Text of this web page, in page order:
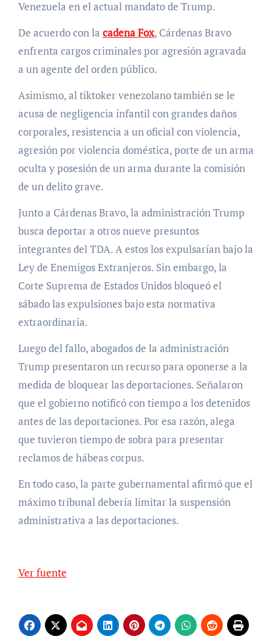
Venezuela en el actual mandato de Trump.
De acuerdo con la cadena Fox, Cárdenas Bravo
enfrenta cargos criminales por agresión agravada
a un agente del orden público.
Asimismo, al tiktoker venezolano también se le
acusa de negligencia infantil con grandes daños
corporales, resistencia a un oficial con violencia,
agresión por violencia doméstica, porte de un arma
oculta y posesión de un arma durante la comisión
de un delito grave.
Junto a Cárdenas Bravo, la administración Trump
busca deportar a otros nueve presuntos
integrantes del TDA. A estos los expulsarían bajo la
Ley de Enemigos Extranjeros. Sin embargo, la
Corte Suprema de Estados Unidos bloqueó el
sábado las expulsiones bajo esta normativa
extraordinaria.
Luego del fallo, abogados de la administración
Trump presentaron un recurso para oponerse a la
medida de bloquear las deportaciones. Señalaron
que el gobierno notificó con tiempo a los detenidos
antes de las deportaciones. Por esa razón, alega
que tuvieron tiempo de sobra para presentar
reclamos de hábeas corpus.
En todo caso, la parte gubernamental afirmó que el
máximo tribunal debería limitar la suspensión
administrativa a las deportaciones.
Ver fuente